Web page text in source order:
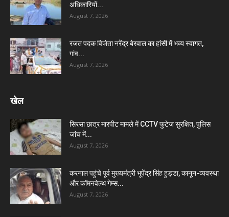
अधिकारियों...
August 7, 2026
रजत पदक विजेता नरेंद्र बेरवाल का हांसी में भव्य स्वागत,
गांव...
August 7, 2026
खेल
सिरसा छात्र मारपीट मामले में CCTV फुटेज सुरक्षित, पुलिस
जांच में...
August 7, 2026
करनाल पहुंचे पूर्व मुख्यमंत्री भूपेंद्र सिंह हुड्डा, कानून-व्यवस्था
और कॉमनवेल्थ गेम्स...
August 7, 2026